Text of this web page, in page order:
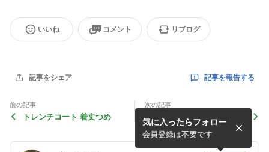
いいね コメント リブログ
記事をシェア 記事を報告する
前の記事
トレンチコート 着丈つめ
次の記事
デニム ダメージリペア
気に入ったらフォロー
会員登録は不要です